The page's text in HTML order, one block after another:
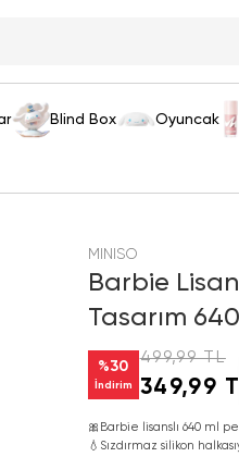
Blind Box Oyuncak
MINISO
Barbie
Tasarım
%30
İndirim
499,99 TL
349,99
🎀 Barbie lisanslı 640 ml
💧 Sızdırmaz silikon